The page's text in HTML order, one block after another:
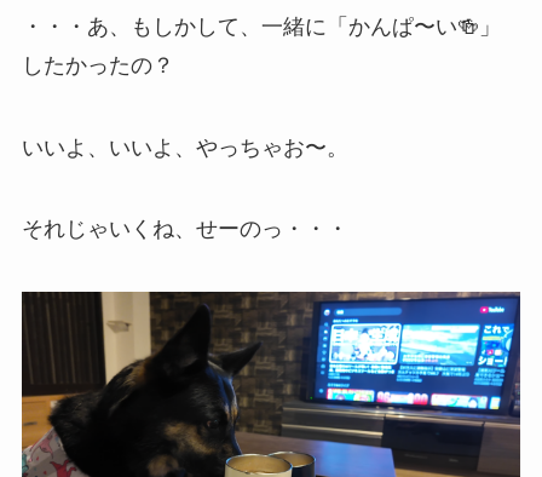
・・・あ、もしかして、一緒に「かんぱ〜い🍻」
したかったの？
いいよ、いいよ、やっちゃお〜。
それじゃいくね、せーのっ・・・